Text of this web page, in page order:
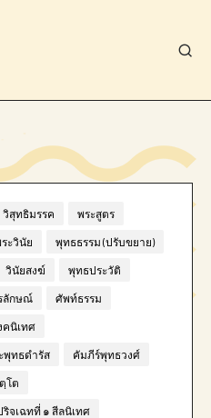
วิสุทธิมรรค พระสูตร
ะวินัย พุทธธรรม (ปรับขยาย)
วินัยสงฆ์ พุทธประวัติ
ลักษณ์ ศัพท์ธรรม
คนิเทศ
พุทธดำรัส คัมภีร์พุทธวงศ์
โต
ริจเฉทที่ ๑ สีลนิเทศ